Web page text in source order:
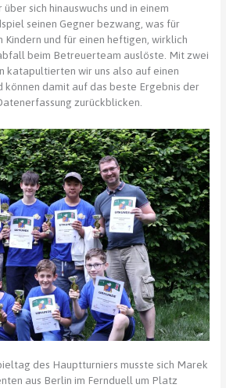
sich hinauswuchs und in einem
seinen Gegner bezwang, was für
Kindern und für einen heftigen, wirklich
beim Betreuerteam auslöste. Mit zwei
katapultierten wir uns also auf einen
können damit auf das beste Ergebnis der
zurückblicken.
des Hauptturniers musste sich Marek
aus Berlin im Fernduell um Platz